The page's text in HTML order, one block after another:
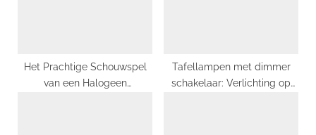
Het Prachtige Schouwspel
van een Halogeen
Tafellampen met dimmer
schakelaar: Verlichting op